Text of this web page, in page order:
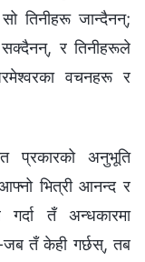
तिनीहरू जान्दैनन्;
सक्दैनन्, र तिनीहरूले
वचनहरू र
प्रकारको अनुभूति
भित्री आनन्द र
गर्दा तँ अन्धकारमा
तँ केही गर्छस्, तब